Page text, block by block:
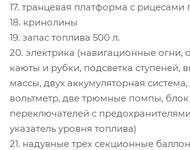
17. транцевая платформа с рицесами
18. кринолины
19. запас топлива 500 л.
20. электрика (навигационные огни,
каюты и рубки, подсветка ступеней,
массы, двух аккумуляторная система,
вольтметр, две трюмные помпы, блок
переключателей с
указатель уровня топлива)
21. надувные трёх секционные